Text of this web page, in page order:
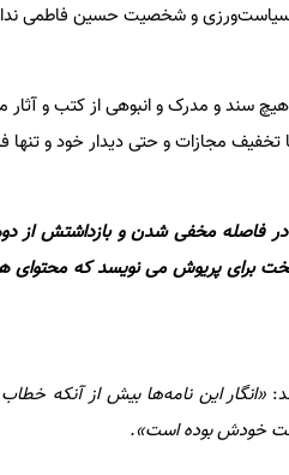
و شخصیت حسین فاطمی
تخفیف مجازات و حتی دیدار خود و
فاطمی 97 نامه در فاصله مخفی شدن و
برای پریوش می نویسد که محتوای
«انگار این نامه‌ها بیش از آنکه
خودش بوده است».